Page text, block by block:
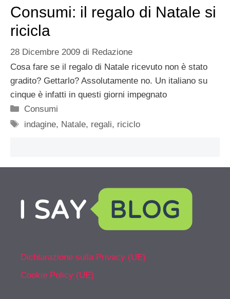
Consumi: il regalo di Natale si
ricicla
28 Dicembre 2009 di Redazione
Cosa fare se il regalo di Natale ricevuto non è stato
gradito? Gettarlo? Assolutamente no. Un italiano su
cinque è infatti in questi giorni impegnato
Categorie
Consumi
Tag
indagine, Natale, regali, riciclo
Dichiarazione sulla Privacy (UE)
Cookie Policy (UE)